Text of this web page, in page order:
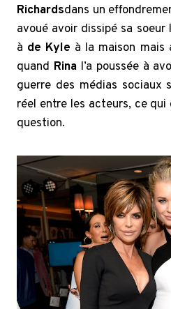
Richardsdans un
avoué avoir dissipé sa soeur
à de Kyle à la maison mais
quand Rina l’a poussée à
guerre des médias sociaux
réel entre les acteurs, ce
question.